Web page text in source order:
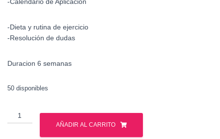
-Dieta y rutina de ejercicio
-Resolución de dudas
Duracion 6 semanas
50 disponibles
Ciclo
de
esteroides
AÑADIR AL CARRITO